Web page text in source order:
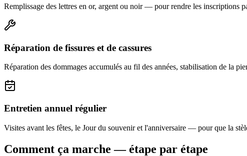
Remplissage des lettres en or, argent ou noir — pour rendre les inscriptions
Réparation de fissures et de cassures
Réparation des dommages accumulés au fil des années, stabilisation de la
Entretien annuel régulier
Visites avant les fêtes, le Jour du souvenir et l'anniversaire — pour que la
Comment ça marche — étape par étape